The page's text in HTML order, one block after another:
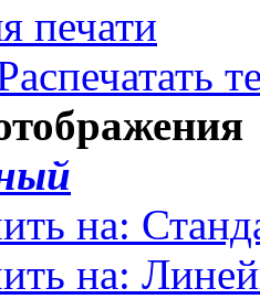
печати
на:
на: